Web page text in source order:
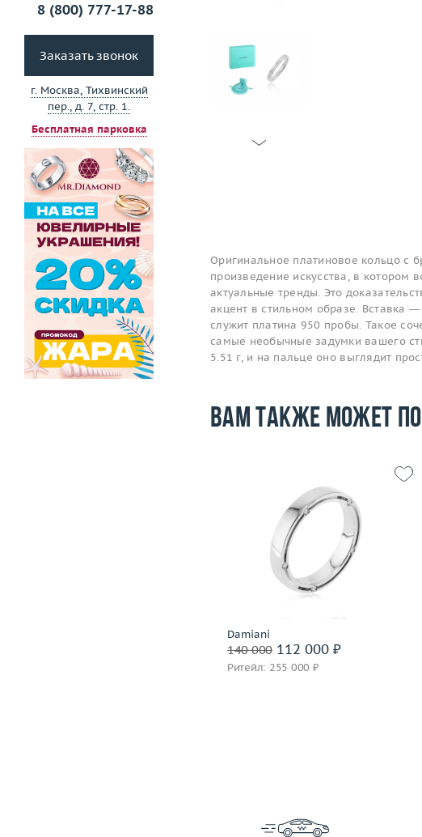
8 (800) 777-17-88
Заказать звонок
г. Москва, Тихвинский
пер., д. 7, стр. 1.
Бесплатная парковка
Оригинальное платиновое кольцо с
произведение искусства, в котором
актуальные тренды. Это
акцент в стильном образе. Вставка
служит платина 950 пробы. Такое
самые необычные задумки вашего
5.51 г, и на пальце оно выглядит
Вам также может
Damiani
140 000112 000 ₽
Ритейл: 255 000 ₽
Материал
золото 750 пробы
Подробнее